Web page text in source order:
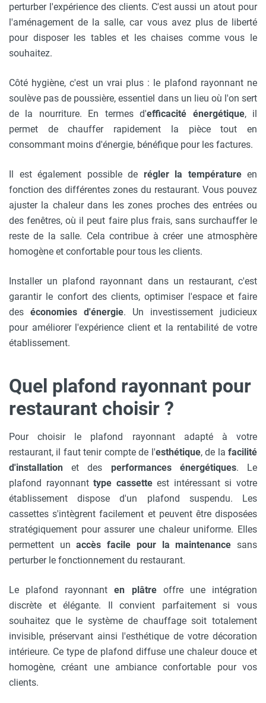
perturber l'expérience des clients. C'est aussi un atout pour
l'aménagement de la salle, car vous avez plus de liberté
pour disposer les tables et les chaises comme vous le
souhaitez.
Côté hygiène, c'est un vrai plus : le plafond rayonnant ne
soulève pas de poussière, essentiel dans un lieu où l'on sert
de la nourriture. En termes d'efficacité énergétique, il
permet de chauffer rapidement la pièce tout en
consommant moins d'énergie, bénéfique pour les factures.
Il est également possible de régler la températureen
fonction des différentes zones du restaurant. Vous pouvez
ajuster la chaleur dans les zones proches des entrées ou
des fenêtres, où il peut faire plus frais, sans surchauffer le
reste de la salle. Cela contribue à créer une atmosphère
homogène et confortable pour tous les clients.
Installer un plafond rayonnant dans un restaurant, c'est
garantir le confort des clients, optimiser l'espace et faire
des économies d'énergie. Un investissement judicieux
pour améliorer l'expérience client et la rentabilité de votre
établissement.
Quel plafond rayonnant pour
restaurant choisir ?
Pour choisir le plafond rayonnant adapté à votre
restaurant, il faut tenir compte de l'esthétique, de lafacilité
d'installation et des performances énergétiques. Le
plafond rayonnanttype cassetteest intéressant si votre
établissement dispose d'un plafond suspendu. Les
cassettes s'intègrent facilement et peuvent être disposées
stratégiquement pour assurer une chaleur uniforme. Elles
permettent unaccès facile pour la maintenance sans
perturber le fonctionnement du restaurant.
Le plafond rayonnanten plâtreoffre une intégration
discrète et élégante. Il convient parfaitement si vous
souhaitez que le système de chauffage soit totalement
invisible, préservant ainsi l'esthétique de votre décoration
intérieure. Ce type de plafond diffuse une chaleur douce et
homogène, créant une ambiance confortable pour vos
clients.